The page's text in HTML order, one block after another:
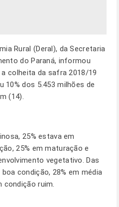
Rural (Deral), da Secretaria
do Paraná, informou
colheita da safra 2018/19
10% dos 5.453 milhões de
(14).
25% estava em
25% em maturação e
vegetativo. Das
condição, 28% em média
condição ruim.